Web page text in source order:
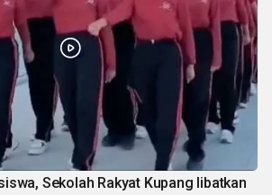
Sekolah Rakyat Kupang libatkan